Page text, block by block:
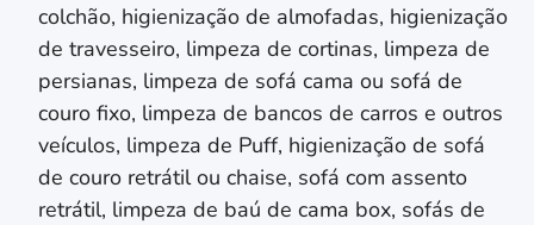
colchão, higienização de almofadas, higienização
de travesseiro, limpeza de cortinas, limpeza de
persianas, limpeza de sofá cama ou sofá de
couro fixo, limpeza de bancos de carros e outros
veículos, limpeza de Puff, higienização de sofá
de couro retrátil ou chaise, sofá com assento
retrátil, limpeza de baú de cama box, sofás de